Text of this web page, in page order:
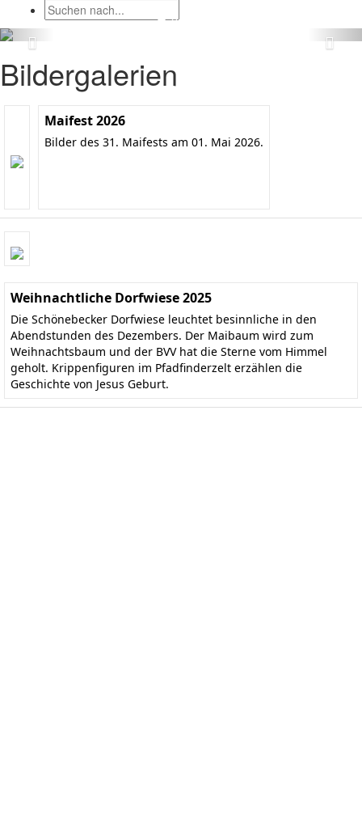
Bildergalerien
Maifest 2026
Bilder des 31. Maifests am 01. Mai 2026.
Weihnachtliche Dorfwiese 2025
Die Schönebecker Dorfwiese leuchtet besinnliche in den
Abendstunden des Dezembers. Der Maibaum wird zum
Weihnachtsbaum und der BVV hat die Sterne vom Himmel
geholt. Krippenfiguren im Pfadfinderzelt erzählen die
Geschichte von Jesus Geburt.